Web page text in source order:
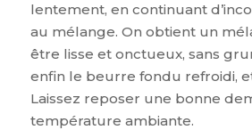
lentement, en continuant
au mélange. On obtient un
être lisse et onctueux, sans
enfin le beurre fondu refroidi,
Laissez reposer une bonne
température ambiante.